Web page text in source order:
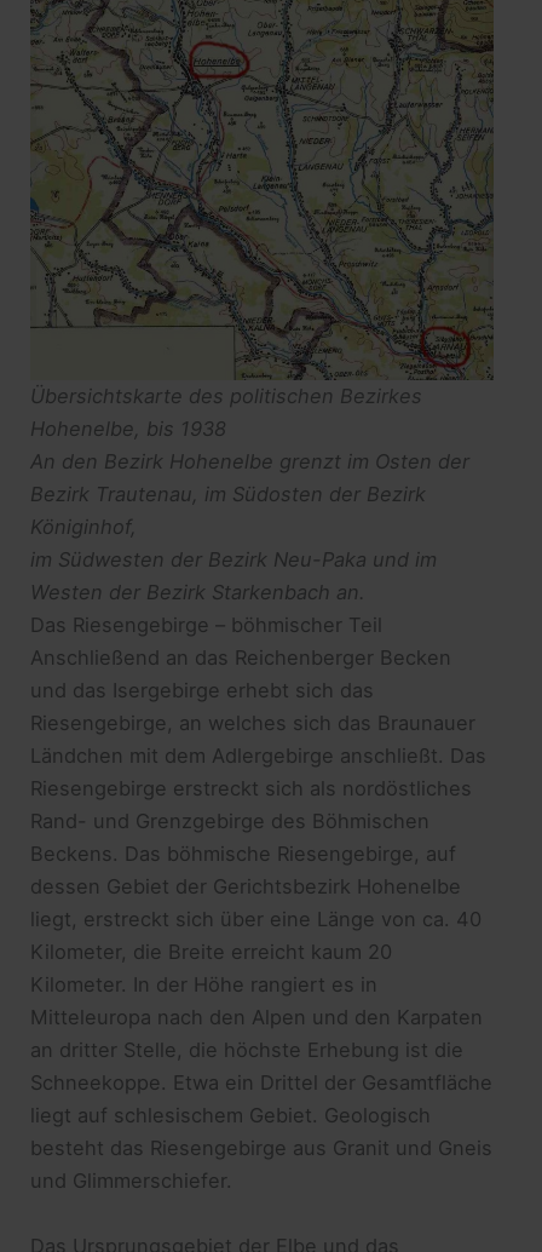
Übersichtskarte des politischen Bezirkes
Hohenelbe, bis 1938
An den Bezirk Hohenelbe grenzt im Osten der
Bezirk Trautenau, im Südosten der Bezirk
Königinhof,
im Südwesten der Bezirk Neu-Paka und im
Westen der Bezirk Starkenbach an.
Das Riesengebirge – böhmischer Teil
Anschließend an das Reichenberger Becken
und das Isergebirge erhebt sich das
Riesengebirge, an welches sich das Braunauer
Ländchen mit dem Adlergebirge anschließt. Das
Riesengebirge erstreckt sich als nordöstliches
Rand- und Grenzgebirge des Böhmischen
Beckens. Das böhmische Riesengebirge, auf
dessen Gebiet der Gerichtsbezirk Hohenelbe
liegt, erstreckt sich über eine Länge von ca. 40
Kilometer, die Breite erreicht kaum 20
Kilometer. In der Höhe rangiert es in
Mitteleuropa nach den Alpen und den Karpaten
an dritter Stelle, die höchste Erhebung ist die
Schneekoppe. Etwa ein Drittel der Gesamtfläche
liegt auf schlesischem Gebiet. Geologisch
besteht das Riesengebirge aus Granit und Gneis
und Glimmerschiefer.
Das Ursprungsgebiet der Elbe und das